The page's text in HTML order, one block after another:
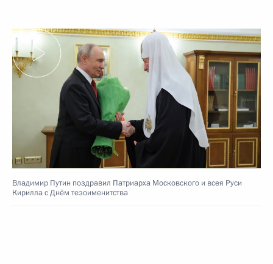
Владимир Путин поздравил Патриарха Московского и всея Руси
Кирилла с Днём тезоименитства